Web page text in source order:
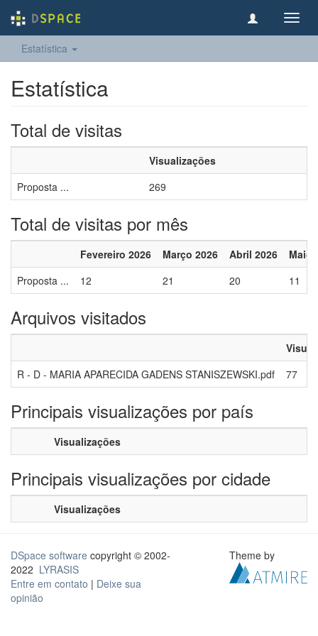
Estatística
Estatística
Total de visitas
Visualizações
Proposta ...
269
Total de visitas por mês
Fevereiro 2026 Março 2026 Abril 2026
Maio
Proposta ...
12 21 20 11
Arquivos visitados
R - D - MARIA APARECIDA GADENS STANISZEWSKI.pdf
77
Principais visualizações por país
Visualizações
Principais visualizações por cidade
Visualizações
DSpace software copyright © 2002-
2022 LYRASIS
Entre em contato | Deixe sua
opinião
Theme by